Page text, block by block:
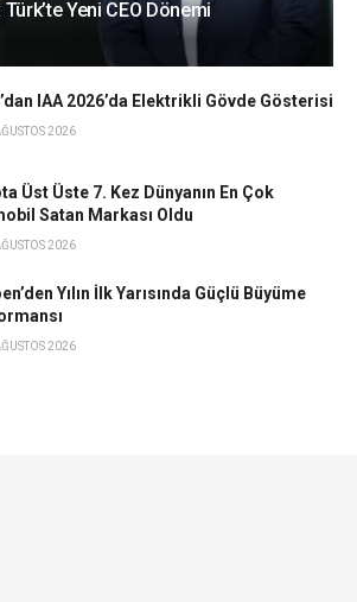
Yeni CEO Dönemi
IAA 2026’da Elektrikli Gövde Gösterisi
2026
Üst Üste 7. Kez Dünyanın En Çok
Satan Markası Oldu
2026
Yılın İlk Yarısında Güçlü Büyüme
2026